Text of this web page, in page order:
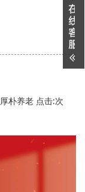
厚朴养老 点击:次